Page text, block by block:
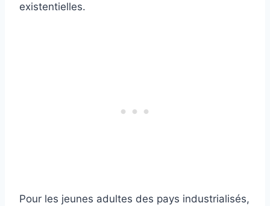
existentielles.
Pour les jeunes adultes des pays industrialisés,